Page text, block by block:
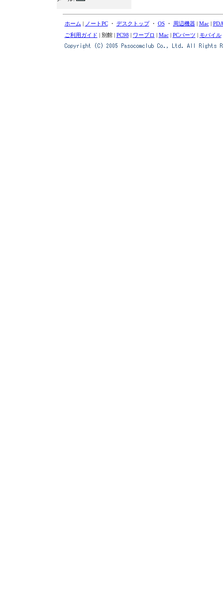
ホーム | ノートPC・ デスクトップ・ OS・ 周辺機器| Mac| PDA
ご利用ガイド | 別館 | PC98 | ワープロ | Mac| PCパーツ | モバイル